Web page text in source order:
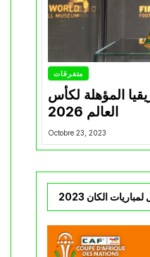
متفرقات
المؤهلة لكأس
العالم 2026
Octobre 23, 2023
الكان 2023